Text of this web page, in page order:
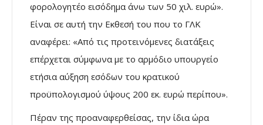
φορολογητέο εισόδημα άνω των 50 χιλ. ευρώ».
Είναι σε αυτή την Εκθεσή του που το ΓΛΚ
αναφέρει: «Από τις προτεινόμενες διατάξεις
επέρχεται σύμφωνα με το αρμόδιο υπουργείο
ετήσια αύξηση εσόδων του κρατικού
προϋπολογισμού ύψους 200 εκ. ευρώ περίπου».
Πέραν της προαναφερθείσας, την ίδια ώρα